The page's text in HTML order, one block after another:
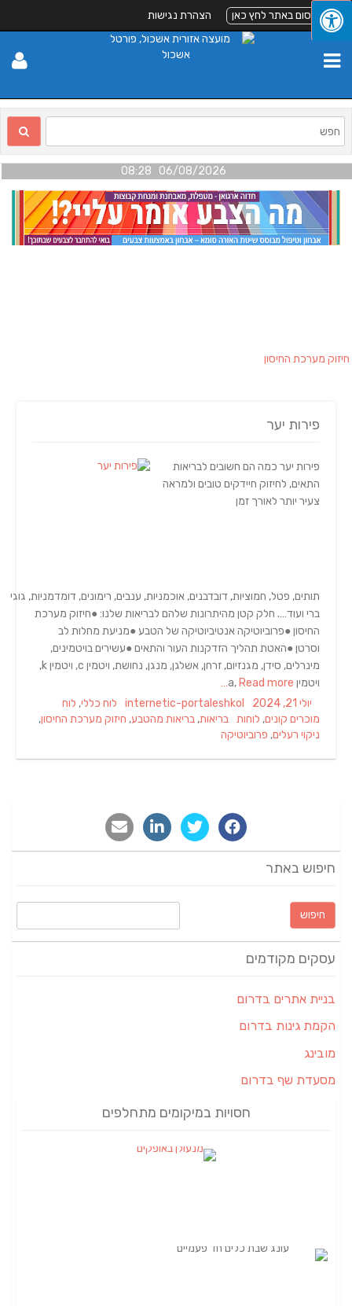
לפרסום באתר לחץ כאן הצהרת נגישות
06/08/2026 08:28
חיזוק מערכת החיסון
פירות יער
פירות יער כמה הם חשובים לבריאות
התאים, לחיזוק חיידקים טובים ולמראה
צעיר יותר לאורך זמן
תותים, פטל, חמוציות, דובדבנים, אוכמניות, ענבים, רימונים, דומדמניות, גוגי
ברי ועוד…. חלק קטן מהיתרונות שלהם לבריאות שלנו: ●חיזוק מערכת
החיסון ●פרוביוטיקה אנטיביוטיקה של הטבע ●מניעת מחלות לב
וסרטן ●האטת תהליך הזדקנות העור והתאים ●עשירים בויטמינים,
מינרלים, סידן, מגנזיום, זרחן, אשלגן, מנגן, נחושת, ויטמין c, ויטמין k,
ויטמין a, Read more…
Posted
on
יולי 21, 2024 Author
internetic-portaleshkol
Categories
לוח כללי, לוח
מוכרים קונים, לוחות Tags
בריאות, בריאות מהטבע, חיזוק מערכת החיסון,
ניקוי רעלים, פרוביוטיקה
חיפוש באתר
חיפוש:
עסקים מקודמים
בניית אתרים בדרום
הקמת גינות בדרום
מובינג
מסעדת שף בדרום
חסויות במיקומים מתחלפים